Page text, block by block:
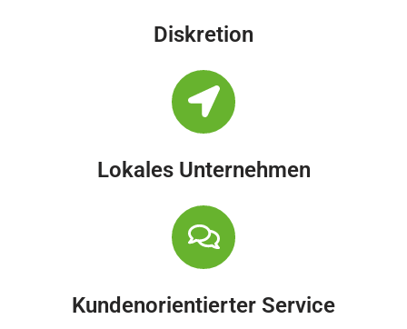
Diskretion
Lokales Unternehmen
Kundenorientierter Service